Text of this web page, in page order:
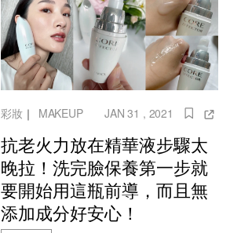
彩妝｜ MAKEUP JAN 31 , 2021
抗老火力放在精華液步驟太
晚拉！洗完臉保養第一步就
要開始用這瓶前導，而且無
添加成分好安心！